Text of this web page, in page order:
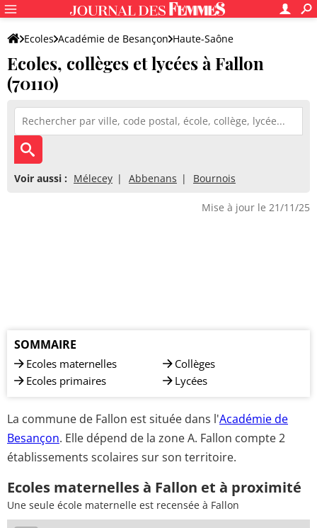
Ecoles Académie de Besançon Haute-Saône
Ecoles, collèges et lycées à Fallon
(70110)
Voir aussi : Mélecey Abbenans Bournois
Mise à jour le 21/11/25
SOMMAIRE
Ecoles maternelles
Ecoles primaires
Collèges
Lycées
La commune de Fallon est située dans l'Académie de
Besançon. Elle dépend de la zone A. Fallon compte 2
établissements scolaires sur son territoire.
Ecoles maternelles à Fallon et à proximité
Une seule école maternelle est recensée à Fallon